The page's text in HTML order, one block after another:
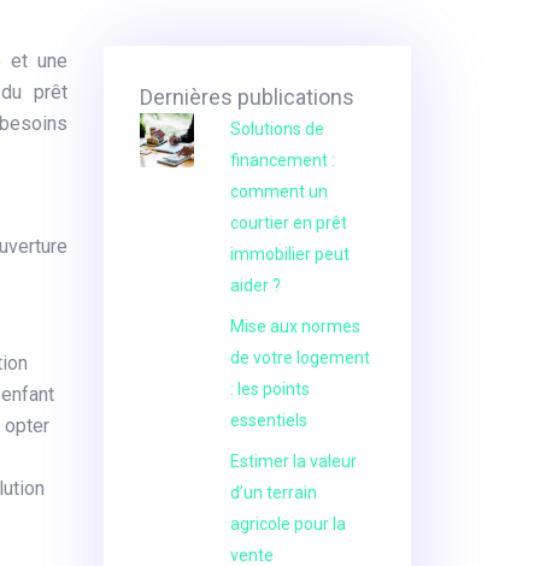
et une
prêt
opter
Dernières publications
Solutions de
financement :
comment un
courtier en prêt
immobilier peut
aider ?
Mise aux normes
de votre logement
: les points
essentiels
Estimer la valeur
d’un terrain
agricole pour la
vente